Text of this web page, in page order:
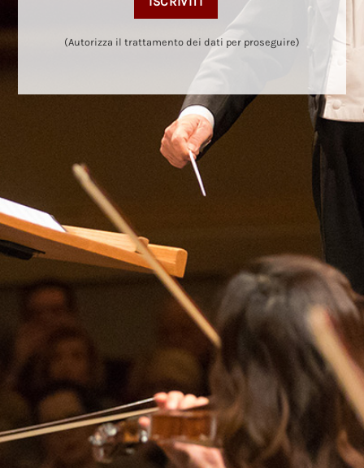
(Autorizza il trattamento dei dati per proseguire)